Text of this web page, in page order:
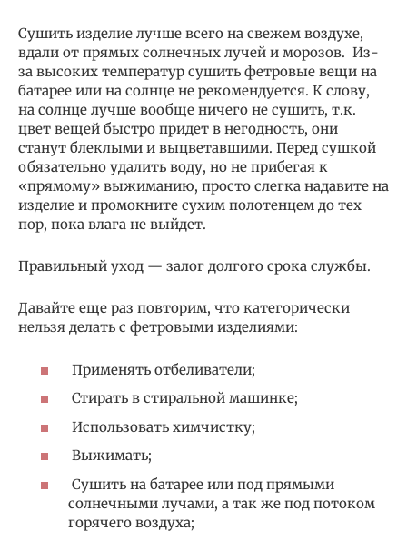
Сушить изделие лучше всего на свежем воздухе,
вдали от прямых солнечных лучей и морозов. Из-
за высоких температур сушить фетровые вещи на
батарее или на солнце не рекомендуется. К слову,
на солнце лучше вообще ничего не сушить, т.к.
цвет вещей быстро придет в негодность, они
станут блеклыми и выцветавшими. Перед сушкой
обязательно удалить воду, но не прибегая к
«прямому» выжиманию, просто слегка надавите на
изделие и промокните сухим полотенцем до тех
пор, пока влага не выйдет.
Правильный уход — залог долгого срока службы.
Давайте еще раз повторим, что категорически
нельзя делать с фетровыми изделиями:
Применять отбеливатели;
Стирать в стиральной машинке;
Использовать химчистку;
Выжимать;
Сушить на батарее или под прямыми
солнечными лучами, а так же под потоком
горячего воздуха;